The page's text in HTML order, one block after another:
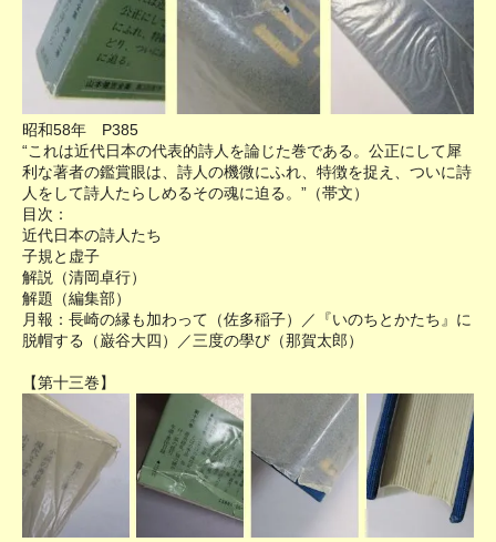
昭和58年 P385
“これは近代日本の代表的詩人を論じた巻である。公正にして犀
利な著者の鑑賞眼は、詩人の機微にふれ、特徴を捉え、ついに詩
人をして詩人たらしめるその魂に迫る。”（帯文）
目次：
近代日本の詩人たち
子規と虚子
解説（清岡卓行）
解題（編集部）
月報：長崎の縁も加わって（佐多稲子）／『いのちとかたち』に
脱帽する（巌谷大四）／三度の學び（那賀太郎）
【第十三巻】